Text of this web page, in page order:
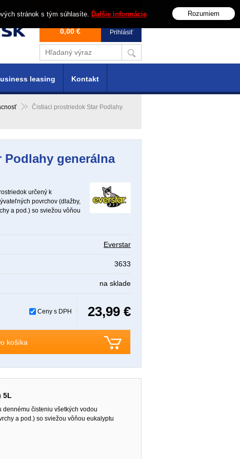
Prihlásiť
0,00 €
Čistiaci prostriedok Star Podlahy
generálna
určený k
povrchov (dlažby,
a pod.) so sviežou vôňou
Everstar
3633
na sklade
Ceny s DPH 23,99 €
košíka
5L
čisteniu všetkých vodou
a pod.) so sviežou vôňou eukalyptu
leasing Kontakt
stránok s tým súhlasíte. Ďalšie informácie Rozumiem